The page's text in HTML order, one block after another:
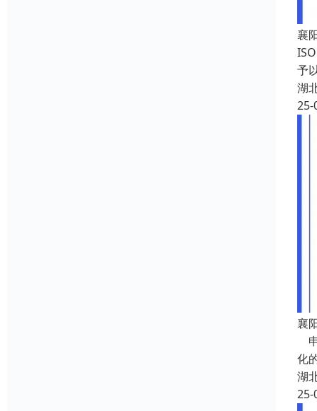
襄
予
湖
25-
襄
化
湖
25-